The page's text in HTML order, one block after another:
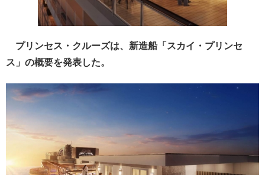
プリンセス・クルーズは、新造船「スカイ・プリンセ
ス」の概要を発表した。